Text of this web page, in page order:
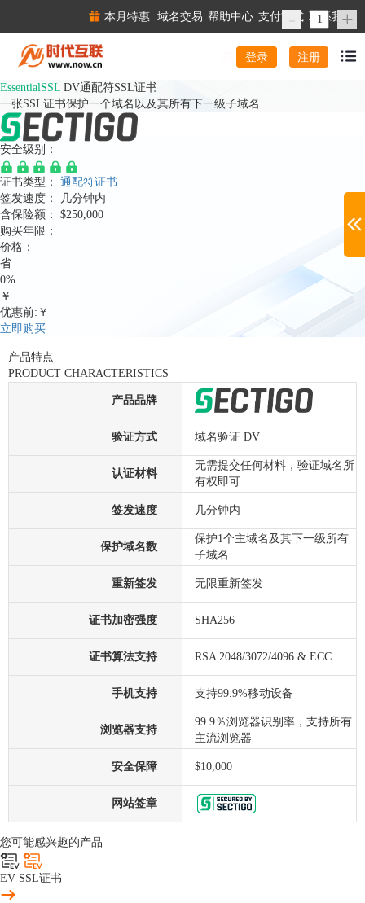
本月特惠 域名交易 帮助中心 支付方式 联系我们
登录 注册
EssentialSSL DV通配符SSL证书
一张SSL证书保护一个域名以及其所有下一级子域名
安全级别：
证书类型：
通配符证书
签发速度：
几分钟内
含保险额：
$250,000
购买年限：
+
价格：
省
0%
￥
优惠前:￥
立即购买
产品特点
PRODUCT CHARACTERISTICS
产品品牌
验证方式 域名验证 DV
认证材料
无需提交任何材料，验证域名所
有权即可
签发速度 几分钟内
保护域名数
保护1个主域名及其下一级所有
子域名
重新签发 无限重新签发
证书加密强度 SHA256
证书算法支持 RSA 2048/3072/4096 & ECC
手机支持 支持99.9%移动设备
浏览器支持
99.9％浏览器识别率，支持所有
主流浏览器
安全保障 $10,000
网站签章
您可能感兴趣的产品
EV SSL证书